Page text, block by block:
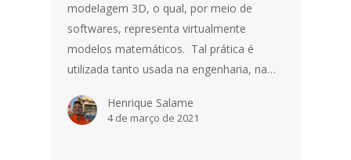
modelagem 3D, o qual, por meio de
softwares, representa virtualmente
modelos matemáticos. Tal prática é
utilizada tanto usada na engenharia, na…
Henrique Salame
4 de março de 2021